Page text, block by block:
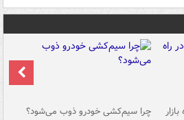
چرا سیم‌کشی خودرو ذوب می‌شود؟